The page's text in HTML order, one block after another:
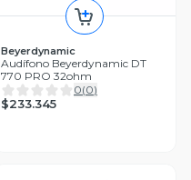
Beyerdynamic
Audífono Beyerdynamic DT
770 PRO 32ohm
0(0)
$233.345